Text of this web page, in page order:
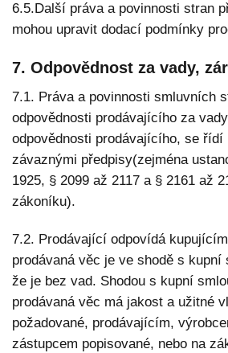
6.5.Další práva a povinnosti stran
mohou upravit dodací podmínky
7. Odpovědnost za vady,
7.1. Práva a povinnosti smluvních
odpovědnosti prodávajícího za
odpovědnosti prodávajícího, se
závaznými předpisy(zejména
1925, § 2099 až 2117 a § 2161 až
zákoníku).
7.2. Prodávající odpovídá
prodávaná věc je ve shodě s kupní
že je bez vad. Shodou s kupní
prodávaná věc má jakost a užitné
požadované, prodávajícím,
zástupcem popisované, nebo na